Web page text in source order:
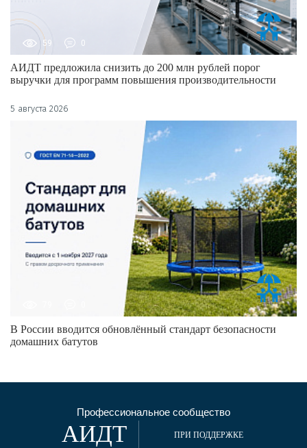
59 0
АИДТ предложила снизить до 200 млн рублей порог
выручки для программ повышения производительности
5 августа 2026
В России вводится обновлённый стандарт безопасности
домашних батутов
Профессиональное сообщество
АИДТ ПРИ ПОДДЕРЖКЕ